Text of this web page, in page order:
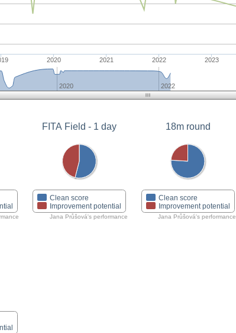
2020 2021 2022 2023
2020 2022
FITA Field - 1 day
Clean score
Improvement potential
Jana Průšová's performance
18m round
Clean score
Improvement potential
Jana Průšová's performance